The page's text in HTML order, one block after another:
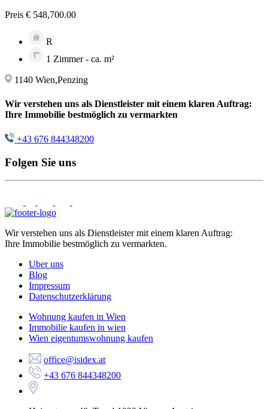
Preis € 548,700.00
R
1 Zimmer - ca. m²
1140 Wien,Penzing
Wir verstehen uns als Dienstleister mit einem klaren Auftrag:
Ihre Immobilie bestmöglich zu vermarkten
+43 676 844348200
Folgen Sie uns
Wir verstehen uns als Dienstleister mit einem klaren Auftrag:
Ihre Immobilie bestmöglich zu vermarkten.
Uber uns
Blog
Impressum
Datenschutzerklärung
Wohnung kaufen in Wien
Immobilie kaufen in wien
Wien eigentumswohnung kaufen
office@isidex.at
+43 676 844348200